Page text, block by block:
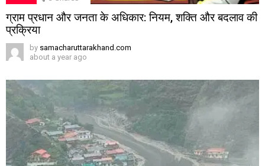
ग्राम प्रधान और जनता के अधिकार: नियम, शक्ति और बदलाव की
प्रक्रिया
by samacharuttarakhand.com
about a year ago